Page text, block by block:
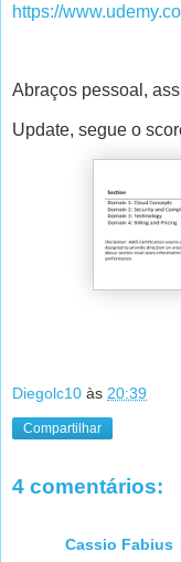
https://
Abraços pessoal,
Update, segue o
Diegolc10 às 20:39
Compartilhar
4 comentários:
Cassio Fabius